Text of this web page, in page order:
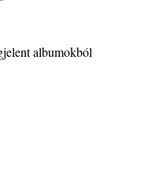
albumokból